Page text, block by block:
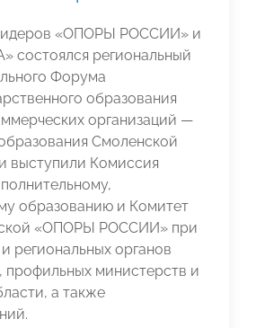
«ОПОРЫ РОССИИ» и
состоялся региональный
Форума
образования
организаций —
Смоленской
выступили Комиссия
образованию и Комитет
«ОПОРЫ РОССИИ» при
региональных органов
профильных министерств и
а также